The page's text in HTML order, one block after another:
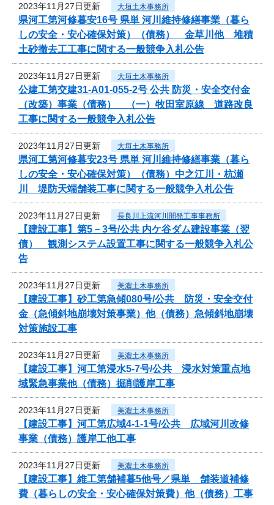
2023年11月27日更新 大垣土木事務所
県河工第河修暮安16号 県単 河川維持修繕事業（暮ら
しの安全・安心確保対策）（債務） 金草川他 堆積
土砂撤去工工事に関する一般競争入札公告
2023年11月27日更新 大垣土木事務所
公建工第交建31-A01-055-2号 公共 防災・安全交付金
（改築）事業（債務） （一）牧田室原線 道路改良
工事に関する一般競争入札公告
2023年11月27日更新 大垣土木事務所
県河工第河修暮安23号 県単 河川維持修繕事業（暮ら
しの安全・安心確保対策）（債務）中之江川・杭瀬
川 堤防天端舗装工事に関する一般競争入札公告
2023年11月27日更新 長良川上流河川開発工事事務所
【建設工事】第5－3号/公共 内ケ谷ダム建設事業（翌
債） 観測システム設置工事に関する一般競争入札公
告
2023年11月27日更新 美濃土木事務所
【建設工事】砂工第急傾080号/公共 防災・安全交付
金（急傾斜地崩壊対策事業）他（債務）急傾斜地崩壊
対策施設工事
2023年11月27日更新 美濃土木事務所
【建設工事】河工第浸水5-7号/公共 浸水対策重点地
域緊急事業他（債務）掘削護岸工事
2023年11月27日更新 美濃土木事務所
【建設工事】河工第広域4-1-1号/公共 広域河川改修
事業（債務）護岸工他工事
2023年11月27日更新 美濃土木事務所
【建設工事】維工第舗補暮5他号／県単 舗装道補修
費（暮らしの安全・安心確保対策費）他（債務）工事